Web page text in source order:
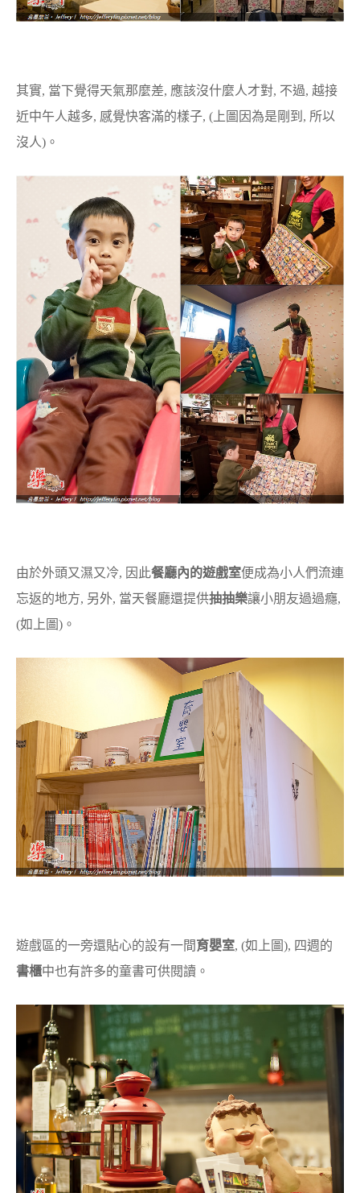
其實, 當下覺得天氣那麼差, 應該沒什麼人才對, 不過, 越接
近中午人越多, 感覺快客滿的樣子, (上圖因為是剛到, 所以
沒人)。
由於外頭又濕又冷, 因此餐廳內的遊戲室便成為小人們流連
忘返的地方, 另外, 當天餐廳還提供抽抽樂讓小朋友過過癮,
(如上圖)。
遊戲區的一旁還貼心的設有一間育嬰室, (如上圖), 四週的
書櫃中也有許多的童書可供閱讀。